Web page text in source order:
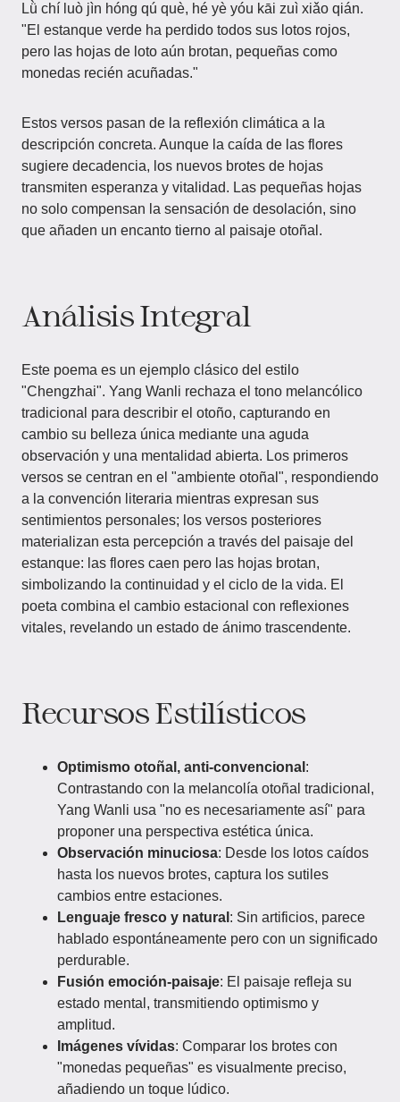
Lǜ chí luò jìn hóng qú què, hé yè yóu kāi zuì xiǎo qián.
"El estanque verde ha perdido todos sus lotos rojos,
pero las hojas de loto aún brotan, pequeñas como
monedas recién acuñadas."
Estos versos pasan de la reflexión climática a la
descripción concreta. Aunque la caída de las flores
sugiere decadencia, los nuevos brotes de hojas
transmiten esperanza y vitalidad. Las pequeñas hojas
no solo compensan la sensación de desolación, sino
que añaden un encanto tierno al paisaje otoñal.
Análisis Integral
Este poema es un ejemplo clásico del estilo
"Chengzhai". Yang Wanli rechaza el tono melancólico
tradicional para describir el otoño, capturando en
cambio su belleza única mediante una aguda
observación y una mentalidad abierta. Los primeros
versos se centran en el "ambiente otoñal", respondiendo
a la convención literaria mientras expresan sus
sentimientos personales; los versos posteriores
materializan esta percepción a través del paisaje del
estanque: las flores caen pero las hojas brotan,
simbolizando la continuidad y el ciclo de la vida. El
poeta combina el cambio estacional con reflexiones
vitales, revelando un estado de ánimo trascendente.
Recursos Estilísticos
Optimismo otoñal, anti-convencional :
Contrastando con la melancolía otoñal tradicional,
Yang Wanli usa "no es necesariamente así" para
proponer una perspectiva estética única.
Observación minuciosa: Desde los lotos caídos
hasta los nuevos brotes, captura los sutiles
cambios entre estaciones.
Lenguaje fresco y natural : Sin artificios, parece
hablado espontáneamente pero con un significado
perdurable.
Fusión emoción-paisaje: El paisaje refleja su
estado mental, transmitiendo optimismo y
amplitud.
Imágenes vívidas: Comparar los brotes con
"monedas pequeñas" es visualmente preciso,
añadiendo un toque lúdico.